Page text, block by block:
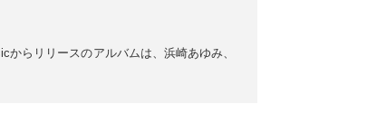
らリリースのアルバムは、浜崎あゆみ、